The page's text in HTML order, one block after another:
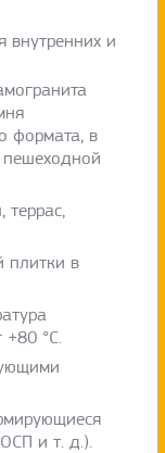
внутренних и
формата, в
террас,
плитки в
°C.
и т. д.).